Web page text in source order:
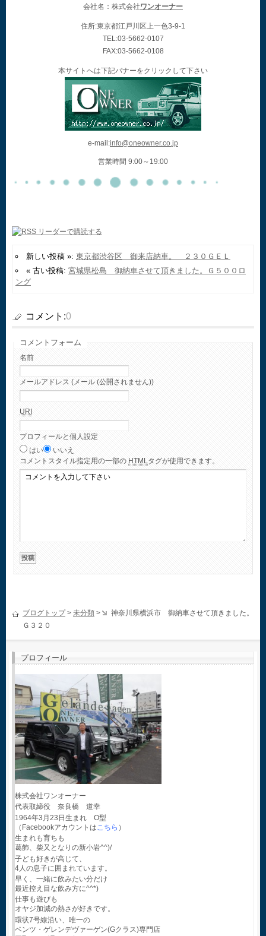
会社名：株式会社ワンオーナー
住所:東京都江戸川区上一色3-9-1
TEL:03-5662-0107
FAX:03-5662-0108
本サイトへは下記バナーをクリックして下さい
e-mail:info@oneowner.co.jp
営業時間 9:00～19:00
新しい投稿 »: 東京都渋谷区 御来店納車。 ２３０ＧＥＬ
« 古い投稿: 宮城県松島 御納車させて頂きました。Ｇ５００ロ
ング
コメント:0
コメントフォーム
名前
メールアドレス (メール (公開されません))
URI
プロフィールと個人設定
はい
いいえ
コメント スタイル指定用の一部の HTMLタグが使用できます。
ブログトップ> 未分類 >
神奈川県横浜市 御納車させて頂きました。
Ｇ３２０
プロフィール
株式会社ワンオーナー
代表取締役 奈良橋 道幸
1964年3月23日生まれ O型
（Facebookアカウントはこちら ）
生まれも育ちも
葛飾、柴又となりの新小岩^^)/
子ども好きが高じて、
4人の息子に囲まれています。
早く、一緒に飲みたい分だけ
最近控え目な飲み方に^^*)
仕事も遊びも
オヤジ加減の熱さが好きです。
環状7号線沿い、唯一の
ベンツ・ゲレンデヴァーゲン(Gクラス)専門店